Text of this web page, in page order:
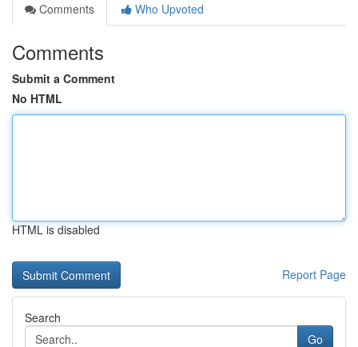
Comments
Who Upvoted
Comments
Submit a Comment
No HTML
HTML is disabled
Report Page
Search
Go